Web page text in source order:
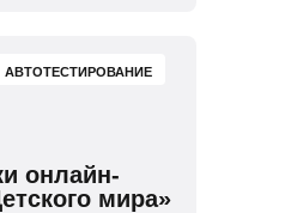
онлайн-
мира»
АВТОТЕСТИРОВАНИЕ